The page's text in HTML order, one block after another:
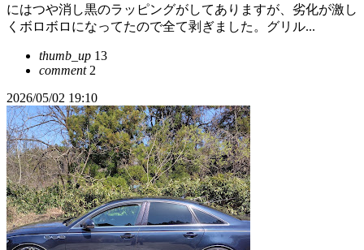
にはつや消し黒のラッピングがしてありますが、劣化が激し
くボロボロになってたので全て剥ぎました。グリル...
thumb_up 13
comment2
2026/05/02 19:10